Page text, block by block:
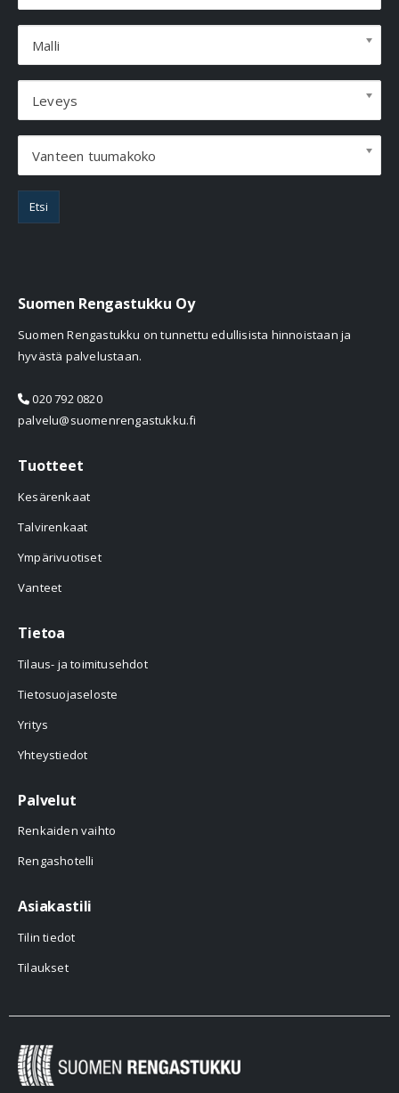
Malli
Leveys
Vanteen tuumakoko
Etsi
Suomen Rengastukku Oy
Suomen Rengastukku on tunnettu edullisista hinnoistaan ja
hyvästä palvelustaan.
020 792 0820
palvelu@suomenrengastukku.fi
Tuotteet
Kesärenkaat
Talvirenkaat
Ympärivuotiset
Vanteet
Tietoa
Tilaus- ja toimitusehdot
Tietosuojaseloste
Yritys
Yhteystiedot
Palvelut
Renkaiden vaihto
Rengashotelli
Asiakastili
Tilin tiedot
Tilaukset